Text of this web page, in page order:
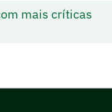
mais críticas